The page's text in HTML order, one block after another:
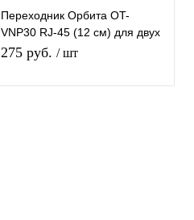
Переходник Орбита OT-
VNP30 RJ-45 (12 см) для двух
параллельных 10/100 Мб/с
275 руб. / шт